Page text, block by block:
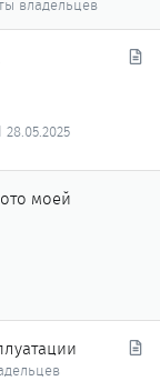
владельцев
28.05.2025
моей